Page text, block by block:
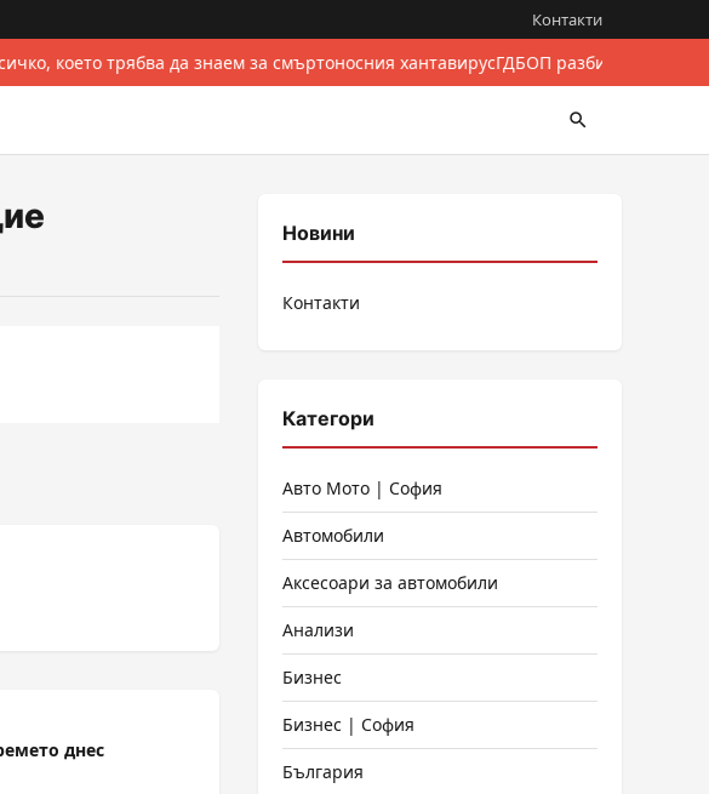
Контакти
което трябва да знаем за смъртоносния хантавирусГДБОП разби
днес
Новини
Контакти
Категори
Авто Мото | София
Автомобили
Аксесоари за автомобили
Анализи
Бизнес
Бизнес | София
България